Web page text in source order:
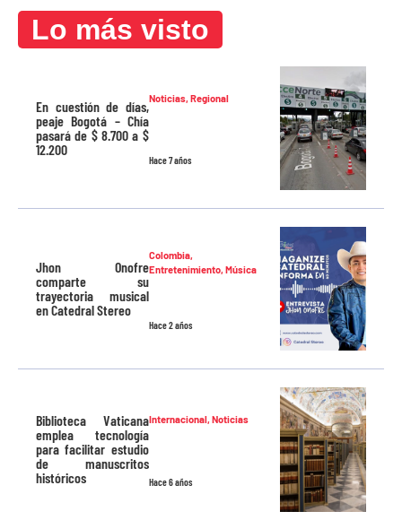
Lo más visto
Noticias,Regional
Hace 7 años
En cuestión de días,
peaje Bogotá – Chía
pasará de $ 8.700 a $
12.200
Colombia,
Entretenimiento,Música
Hace 2 años
Jhon Onofre
comparte su
trayectoria musical
en Catedral Stereo
Internacional,Noticias
Hace 6 años
Biblioteca Vaticana
emplea tecnología
para facilitar estudio
de manuscritos
históricos